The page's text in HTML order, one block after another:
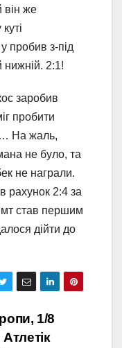
він же
пробив з-під
нижній. 2:1!
заробив
пробити
На жаль,
не було, та
не награли.
рахунок 2:4 за
став першим
дійти до
1/8